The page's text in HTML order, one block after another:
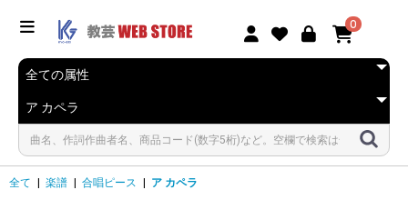
0
全て 楽譜 合唱ピース ア カペラ